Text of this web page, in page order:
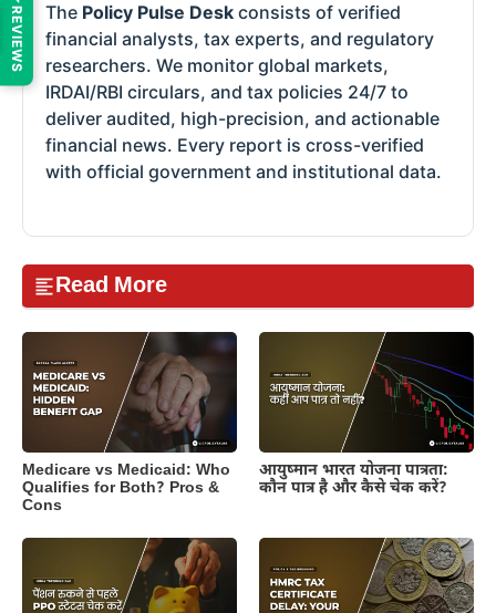
The Policy Pulse Desk consists of verified
financial analysts, tax experts, and regulatory
researchers. We monitor global markets,
IRDAI/RBI circulars, and tax policies 24/7 to
deliver audited, high-precision, and actionable
financial news. Every report is cross-verified
with official government and institutional data.
Read More
Medicare vs Medicaid: Who
Qualifies for Both? Pros &
Cons
आयुष्मान भारत योजना पात्रता:
कौन पात्र है और कैसे चेक करें?
REVIEWS